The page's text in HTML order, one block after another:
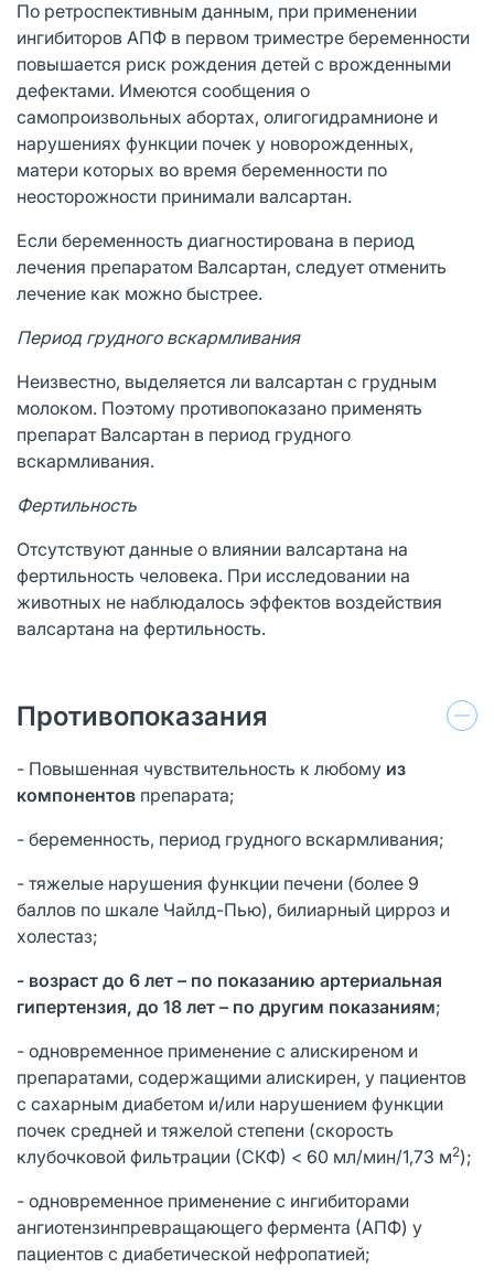
По ретроспективным данным, при применении
ингибиторов АПФ в первом триместре беременности
повышается риск рождения детей с врожденными
дефектами. Имеются сообщения о
самопроизвольных абортах, олигогидрамнионе и
нарушениях функции почек у новорожденных,
матери которых во время беременности по
неосторожности принимали валсартан.
Если беременность диагностирована в период
лечения препаратом Валсартан, следует отменить
лечение как можно быстрее.
Период грудного вскармливания
Неизвестно, выделяется ли валсартан с грудным
молоком. Поэтому противопоказано применять
препарат Валсартан в период грудного
вскармливания.
Фертильность
Отсутствуют данные о влиянии валсартана на
фертильность человека. При исследовании на
животных не наблюдалось эффектов воздействия
валсартана на фертильность.
Противопоказания
- Повышенная чувствительность к любому из
компонентов препарата;
- беременность, период грудного вскармливания;
- тяжелые нарушения функции печени (более 9
баллов по шкале Чайлд-Пью), билиарный цирроз и
холестаз;
- возраст до 6 лет – по показанию артериальная
гипертензия, до 18 лет – по другим показаниям;
- одновременное применение с алискиреном и
препаратами, содержащими алискирен, у пациентов
с сахарным диабетом и/или нарушением функции
почек средней и тяжелой степени (скорость
клубочковой фильтрации (СКФ) < 60 мл/мин/1,73 м2);
- одновременное применение с ингибиторами
ангиотензинпревращающего фермента (АПФ) у
пациентов с диабетической нефропатией;